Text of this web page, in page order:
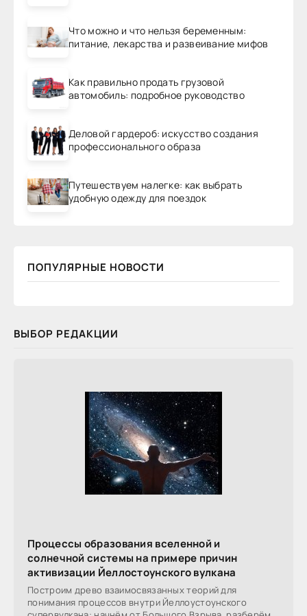
Что можно и что нельзя беременным:
питание, лекарства и развеивание мифов
Как правильно продать грузовой
автомобиль: подробное руководство
Деловой гардероб: искусство создания
профессионального образа
Путешествуем налегке: как выбрать
удобную одежду для поездок
ПОПУЛЯРНЫЕ НОВОСТИ
ВЫБОР РЕДАКЦИИ
Процессы образования вселенной и
солнечной системы на примере причин
активизации Йеллостоунского вулкана
Построим древо взаимосвязанных теорий для
понимания процессов внутри Йеллоустоунского